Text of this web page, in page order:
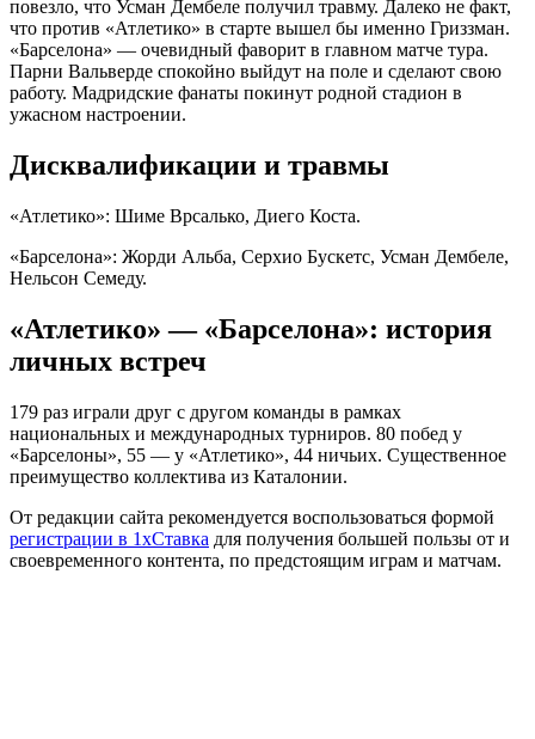
повезло, что Усман Дембеле получил травму. Далеко не факт,
что против «Атлетико» в старте вышел бы именно Гриззман.
«Барселона» — очевидный фаворит в главном матче тура.
Парни Вальверде спокойно выйдут на поле и сделают свою
работу. Мадридские фанаты покинут родной стадион в
ужасном настроении.
Дисквалификации и травмы
«Атлетико»: Шиме Врсалько, Диего Коста.
«Барселона»: Жорди Альба, Серхио Бускетс, Усман Дембеле,
Нельсон Семеду.
«Атлетико» — «Барселона»: история
личных встреч
179 раз играли друг с другом команды в рамках
национальных и международных турниров. 80 побед у
«Барселоны», 55 — у «Атлетико», 44 ничьих. Существенное
преимущество коллектива из Каталонии.
От редакции сайта рекомендуется воспользоваться формой
регистрации в 1хСтавка для получения большей пользы от и
своевременного контента, по предстоящим играм и матчам.